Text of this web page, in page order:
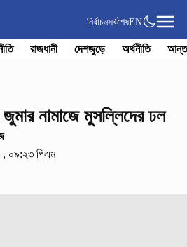
নির্বাচনসর্বশেষEN
রাজধানী দেশজুড়ে অর্থনীতি
নামাজে মুসল্লিদের ঢল
, ০৯:২৩ পিএম